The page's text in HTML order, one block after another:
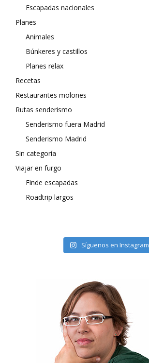
Escapadas nacionales
Planes
Animales
Búnkeres y castillos
Planes relax
Recetas
Restaurantes molones
Rutas senderismo
Senderismo fuera Madrid
Senderismo Madrid
Sin categoría
Viajar en furgo
Finde escapadas
Roadtrip largos
Síguenos en Instagram